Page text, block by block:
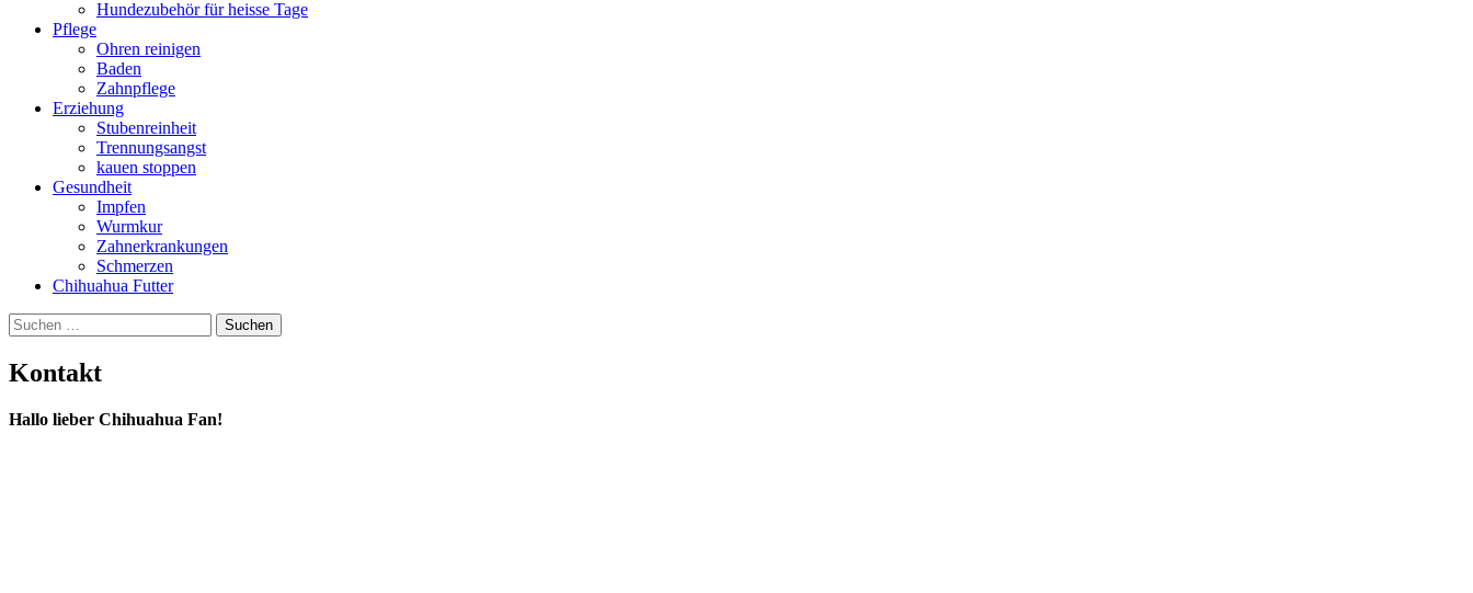
Hundezubehör für heisse Tage
Pflege
Ohren reinigen
Baden
Zahnpflege
Erziehung
Stubenreinheit
Trennungsangst
kauen stoppen
Gesundheit
Impfen
Wurmkur
Zahnerkrankungen
Schmerzen
Chihuahua Futter
Suchen
nach:
Kontakt
Hallo lieber Chihuahua Fan!